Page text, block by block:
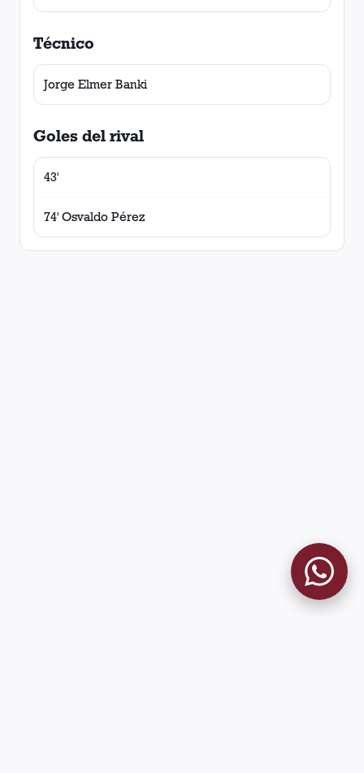
Técnico
Jorge Elmer Banki
Goles del rival
43'
74' Osvaldo Pérez